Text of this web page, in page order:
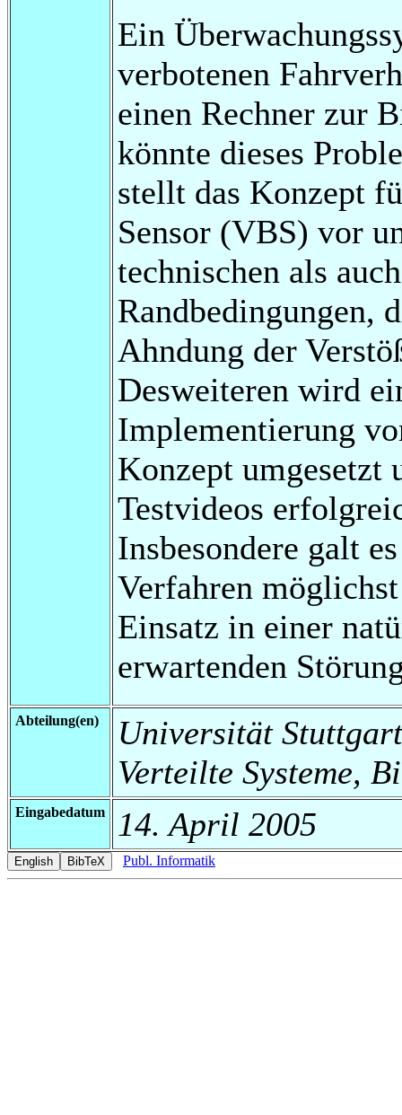
Ein
verbotenen
einen Rechner zur
könnte dieses
stellt das Konzept
Sensor (VBS) vor
technischen als
Randbedingungen,
Ahndung der
Desweiteren wird
Implementierung
Konzept umgesetzt
Testvideos
Insbesondere galt
Verfahren
Einsatz in einer
erwartenden
Abteilung(en)
Universität
Verteilte Systeme,
Eingabedatum 14. April 2005
Publ. Informatik